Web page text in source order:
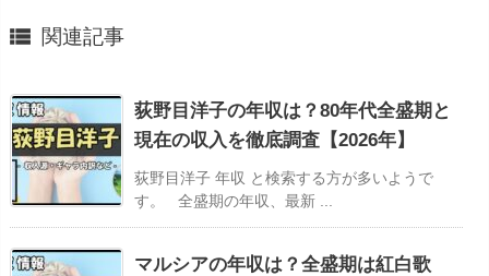
 関連記事
荻野目洋子の年収は？80年代全盛期と
現在の収入を徹底調査【2026年】
荻野目洋子 年収 と検索する方が多いようで
す。 全盛期の年収、最新 ...
マルシアの年収は？全盛期は紅白歌